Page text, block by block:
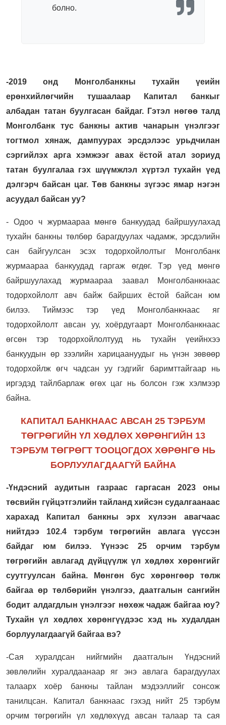
болно.
-2019 онд Монголбанкны тухайн үеийн
ерөнхийлөгчийн тушаалаар Капитал банкыг
албадан татан буулгасан байдаг. Гэтэл нөгөө талд
Монголбанк тус банкны актив чанарын үнэлгээг
тогтмол хянаж, дампуурах эрсдэлээс урьдчилан
сэргийлэх арга хэмжээг авах ёстой атал зориуд
татан буулгалаа гэх шүүмжлэл хүртэл тухайн үед
дэлгэрч байсан цаг. Төв банкны зүгээс ямар нэгэн
асуудал байсан уу?
- Одоо ч журмаараа мөнгө банкуудад байршуулахад
тухайн банкны төлбөр барагдуулах чадамж, эрсдэлийн
сан байгуулсан эсэх тодорхойлолтыг Монголбанк
журмаараа банкуудад гаргаж өгдөг. Тэр үед мөнгө
байршуулахад журмаараа заавал Монголбанкнаас
тодорхойлолт авч байж байрших ёстой байсан юм
билээ. Тиймээс тэр үед Монголбанкнаас яг
тодорхойлолт авсан уу, хоёрдугаарт Монголбанкнаас
өгсөн тэр тодорхойлолтууд нь тухайн үеийнхээ
банкуудын өр зээлийн харицаануудыг нь үнэн зөвөөр
тодорхойлж өгч чадсан уу гэдгийг баримттайгаар нь
иргэдэд тайлбарлаж өгөх цаг нь болсон гэж хэлмээр
байна.
КАПИТАЛ БАНКНААС АВСАН 25 ТЭРБУМ
ТӨГРӨГИЙН ҮЛ ХӨДЛӨХ ХӨРӨНГИЙН 13
ТЭРБУМ ТӨГРӨГТ ТООЦОГДОХ ХӨРӨНГӨ НЬ
БОРЛУУЛАГДААГҮЙ БАЙНА
-Үндэсний аудитын газраас гаргасан 2023 оны
төсвийн гүйцэтгэлийн тайланд хийсэн судалгаанаас
харахад Капитал банкны эрх хүлээн авагчаас
нийтдээ 102.4 тэрбум төгрөгийн авлага үүссэн
байдаг юм билээ. Үүнээс 25 орчим тэрбум
төгрөгийн авлагад дүйцүүлж үл хөдлөх хөрөнгийг
суутгуулсан байна. Мөнгөн бус хөрөнгөөр төлж
байгаа өр төлбөрийн үнэлгээ, даатгалын сангийн
бодит алдагдлын үнэлгээг нөхөж чадаж байгаа юу?
Тухайн үл хөдлөх хөрөнгүүдээс хэд нь худалдан
борлуулагдаагүй байгаа вэ?
-Сая хуралдсан нийгмийн даатгалын Үндэсний
зөвлөлийн хуралдаанаар яг энэ авлага барагдуулах
талаарх хоёр банкны тайлан мэдээллийг сонсож
танилцсан. Капитал банкнаас гэхэд нийт 25 тэрбум
орчим төгрөгийн үл хөдлөхүүд авсан талаар та сая